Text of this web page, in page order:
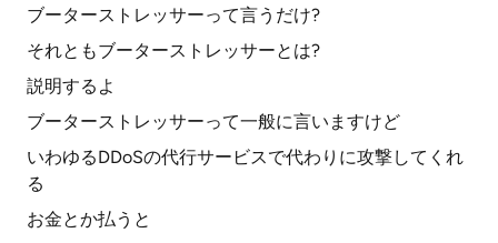
ブーターストレッサーって言うだけ?
それともブーターストレッサーとは?
説明するよ
ブーターストレッサーって一般に言いますけど
いわゆるDDoSの代行サービスで代わりに攻撃してくれ
る
お金とか払うと